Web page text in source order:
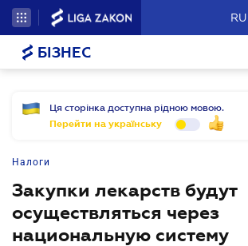
RU
БІЗНЕС
Ця сторінка доступна рідною мовою.
Перейти на українську
Налоги
Закупки лекарств будут
осуществляться через
национальную систему